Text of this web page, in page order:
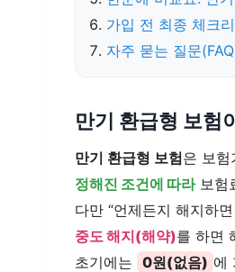
가입 전 최종 체크
자주 묻는 질문
만기 환급형 보험
만기 환급형 보험은 보험
정해진 조건에 따라보험
다만 “언제든지 해지하
중도 해지(해약)를 하면
초기에는 0원(없음) 에